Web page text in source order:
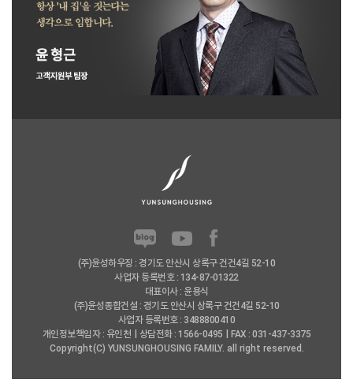
(주)윤성하우징 : 경기도 안산시 상록구 건건4길 52-10
사업자 등록번호 : 134-87-01322
대표이사 : 윤용식
(주)윤성종합건설 : 경기도 안산시 상록구 건건4길 52-10
사업자 등록번호 : 3488800410
개인정보책임자 : 유인천
상담전화 : 1566-0495
FAX : 031-437-3375
Copyright(C) YUNSUNGHOUSING FAMILY. all right reserved.